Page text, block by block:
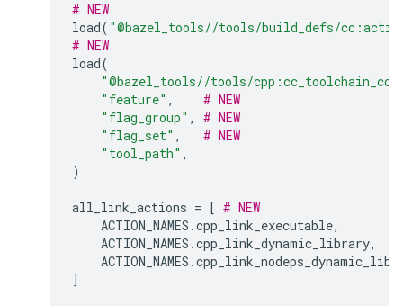
# NEW
load( "@bazel_tools//tools/build_defs/
# NEW
load(
"@bazel_tools//tools/
"feature" ,
# NEW
"flag_group" ,
# NEW
"flag_set" ,
# NEW
"tool_path" ,
)
all_link_actions = [ # NEW
ACTION_NAMES .cpp_link_executable,
ACTION_NAMES .cpp_link_dynamic_library,
ACTION_NAMES .
]